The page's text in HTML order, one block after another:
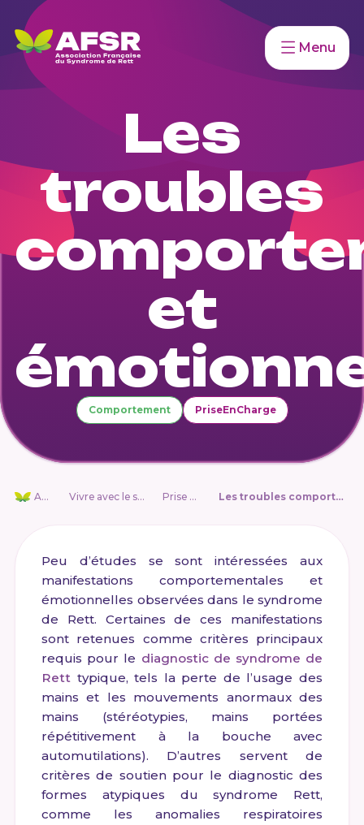
Menu
Les
troubles
et
Comportement PriseEnCharge
Accueil Vivre avec le syndrome de Rett Prise en charge Les troubles comportementaux et émotionnels
Peu d’études se sont intéressées aux
manifestations comportementales et
émotionnelles observées dans le syndrome
de Rett. Certaines de ces manifestations
sont retenues comme critères principaux
requis pour le diagnostic de syndrome de
Rett typique, tels la perte de l’usage des
mains et les mouvements anormaux des
mains (stéréotypies, mains portées
répétitivement à la bouche avec
automutilations). D’autres servent de
critères de soutien pour le diagnostic des
formes atypiques du syndrome Rett,
comme les anomalies respiratoires